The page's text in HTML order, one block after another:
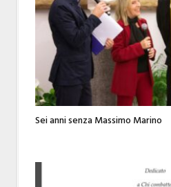
Sei anni senza Massimo Marino